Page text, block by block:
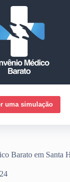
uma simulação
Barato em Santa